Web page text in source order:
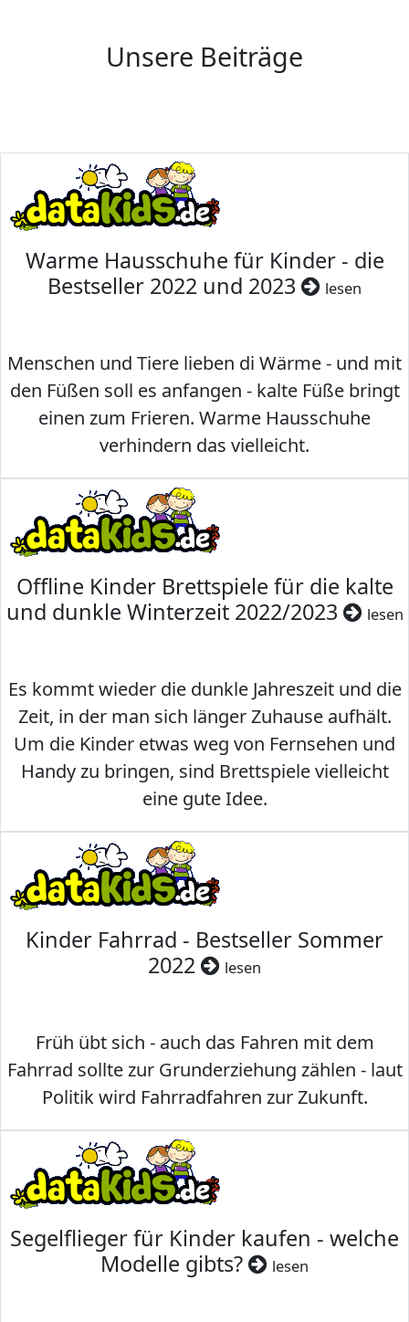
Unsere Beiträge
Warme Hausschuhe für Kinder - die
Bestseller 2022 und 2023
lesen
Menschen und Tiere lieben di Wärme - und mit
den Füßen soll es anfangen - kalte Füße bringt
einen zum Frieren. Warme Hausschuhe
verhindern das vielleicht.
Offline Kinder Brettspiele für die kalte
und dunkle Winterzeit 2022/2023
lesen
Es kommt wieder die dunkle Jahreszeit und die
Zeit, in der man sich länger Zuhause aufhält.
Um die Kinder etwas weg von Fernsehen und
Handy zu bringen, sind Brettspiele vielleicht
eine gute Idee.
Kinder Fahrrad - Bestseller Sommer
2022
lesen
Früh übt sich - auch das Fahren mit dem
Fahrrad sollte zur Grunderziehung zählen - laut
Politik wird Fahrradfahren zur Zukunft.
Segelflieger für Kinder kaufen - welche
Modelle gibts?
lesen